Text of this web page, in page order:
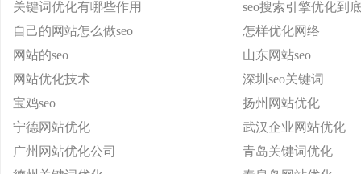
关键词优化有哪些作用
seo搜索引擎优化到
自己的网站怎么做seo
怎样优化网络
网站的seo
山东网站seo
网站优化技术
深圳seo关键词
宝鸡seo
扬州网站优化
宁德网站优化
武汉企业网站优化
广州网站优化公司
青岛关键词优化